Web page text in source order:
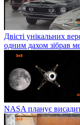
Двісті унікальних
одним дахом зібрав
NASA планує